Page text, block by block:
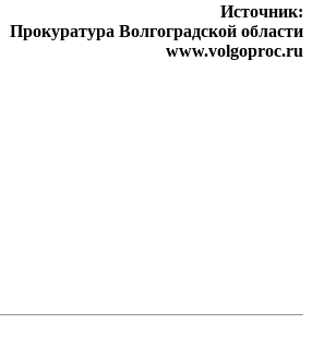
Источник:
Прокуратура Волгоградской области
www.volgoproc.ru